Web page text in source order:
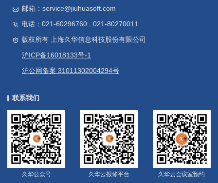
邮箱：service@jiuhuasoft.com
电话：021-60296760 , 021-80270011
版权所有 上海久华信息科技股份有限公司
沪ICP备16018133号-1
沪公网备案 31011302004294号
联系我们
久华公众号 久华云报修平台 久华云会议室预约